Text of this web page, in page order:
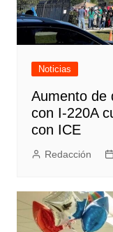
Noticias
Aumento de
con I-220A
con ICE
Redacción